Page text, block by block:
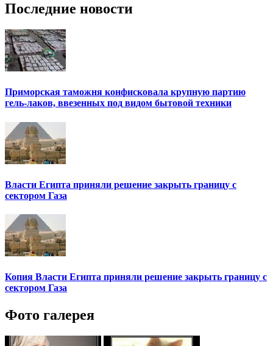
Последние новости
Приморская таможня конфисковала крупную партию
гель-лаков, ввезенных под видом бытовой техники
Власти Египта приняли решение закрыть границу с
сектором Газа
Копия Власти Египта приняли решение закрыть границу с
сектором Газа
Фото галерея